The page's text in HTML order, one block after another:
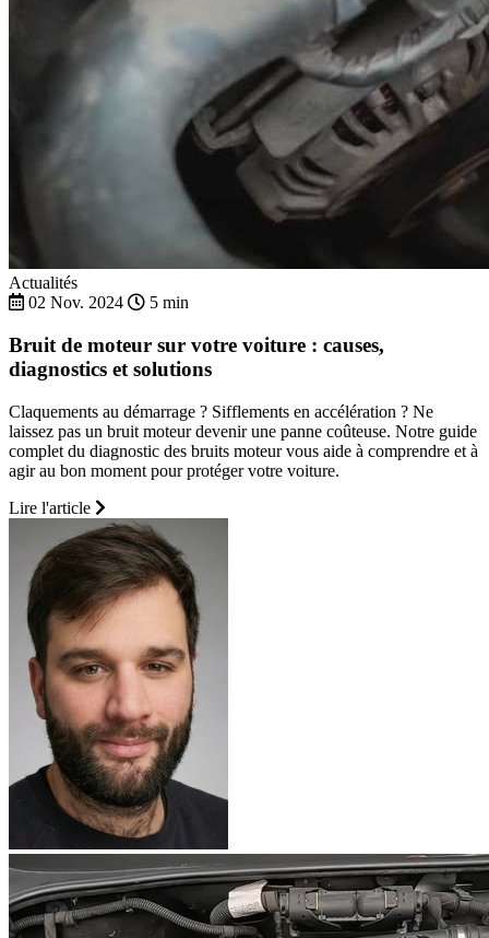
Actualités
02 Nov. 2024
5 min
Bruit de moteur sur votre voiture : causes,
diagnostics et solutions
Claquements au démarrage ? Sifflements en accélération ? Ne
laissez pas un bruit moteur devenir une panne coûteuse. Notre guide
complet du diagnostic des bruits moteur vous aide à comprendre et à
agir au bon moment pour protéger votre voiture.
Lire l'article